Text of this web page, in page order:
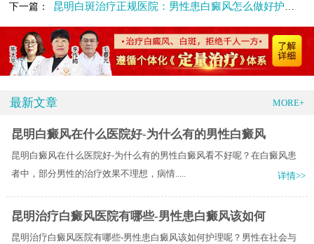
下一篇： 昆明白斑治疗正规医院：男性患白癜风怎么做好护理呢?
最新文章 MORE+
昆明白癜风在什么医院好-为什么有的男性白癜风
昆明白癜风在什么医院好-为什么有的男性白癜风看不好呢？在白癜风患
者中，部分男性的治疗效果不理想，病情.....
详情>>
昆明治疗白癜风医院有哪些-男性患白癜风该如何
昆明治疗白癜风医院有哪些-男性患白癜风该如何护理呢？男性在社会与